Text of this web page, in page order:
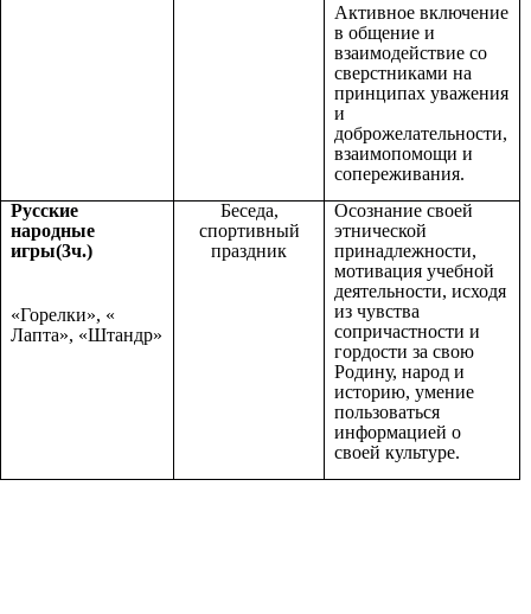
Активное включение
в общение и
взаимодействие со
сверстниками на
принципах уважения
и
доброжелательности,
взаимопомощи и
сопереживания.
Русские
народные
игры(3ч.)
«Горелки», «
Лапта», «Штандр»
Беседа,
спортивный
праздник
Осознание своей
этнической
принадлежности,
мотивация учебной
деятельности, исходя
из чувства
сопричастности и
гордости за свою
Родину, народ и
историю, умение
пользоваться
информацией о
своей культуре.